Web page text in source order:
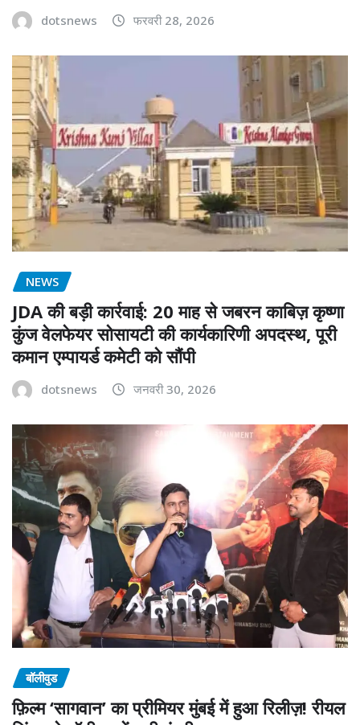
dotsnews फरवरी 28, 2026
NEWS
JDA की बड़ी कार्रवाई: 20 माह से जबरन काबिज़ कृष्णा
कुंज वेलफेयर सोसायटी की कार्यकारिणी अपदस्थ, पूरी
कमान एम्पायर्ड कमेटी को सौंपी
dotsnews जनवरी 30, 2026
बॉलीवुड
फ़िल्म ‘सागवान’ का प्रीमियर मुंबई में हुआ रिलीज़! रीयल